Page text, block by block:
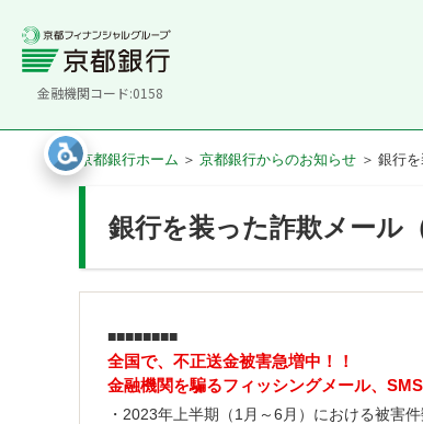
金融機関コード:0158
京都銀行ホーム 京都銀行からのお知らせ 銀行
銀行を装った詐欺メール
■■■■■■■■
全国で、不正送金被害急増中！！
金融機関を騙るフィッシングメール、
・ 2023年上半期（1月～6月）における被害